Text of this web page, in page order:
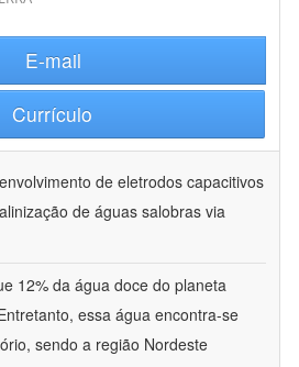
E-mail
Currículo
de eletrodos capacitivos
de águas salobras via
12% da água doce do planeta
essa água encontra-se
sendo a região Nordeste